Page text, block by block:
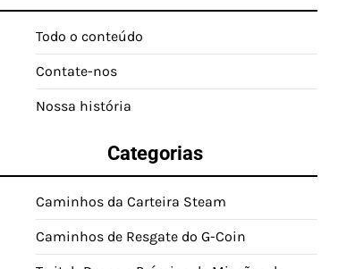
Todo o conteúdo
Contate-nos
Nossa história
Categorias
Caminhos da Carteira Steam
Caminhos de Resgate do G-Coin